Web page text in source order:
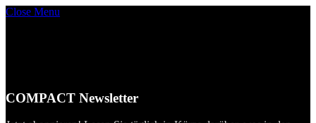
Close Menu
COMPACT Newsletter